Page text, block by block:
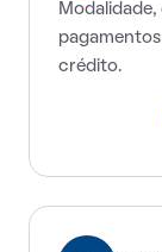
crédito.